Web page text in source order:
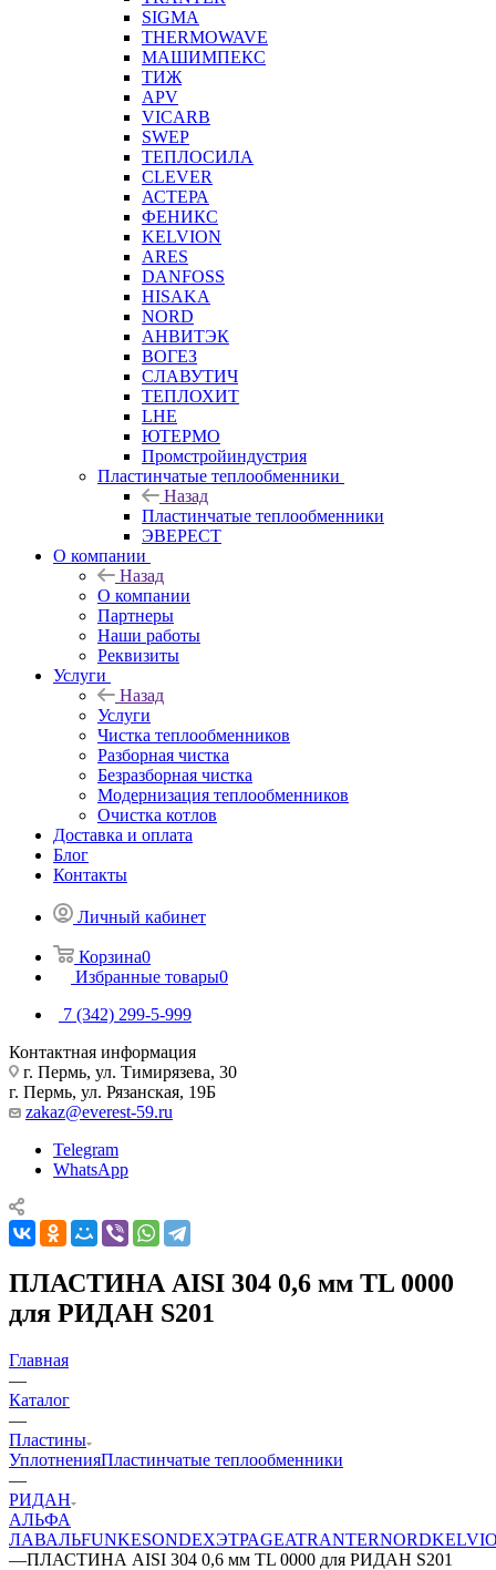
SIGMA
THERMOWAVE
МАШИМПЕКС
ТИЖ
APV
VICARB
SWEP
ТЕПЛОСИЛА
CLEVER
АСТЕРА
ФЕНИКС
KELVION
ARES
DANFOSS
HISAKA
NORD
АНВИТЭК
ВОГЕЗ
СЛАВУТИЧ
ТЕПЛОХИТ
LHE
ЮТЕРМО
Промстройиндустрия
Пластинчатые теплообменники
Назад
Пластинчатые теплообменники
ЭВЕРЕСТ
О компании
Назад
О компании
Партнеры
Наши работы
Реквизиты
Услуги
Назад
Услуги
Чистка теплообменников
Разборная чистка
Безразборная чистка
Модернизация теплообменников
Очистка котлов
Доставка и оплата
Блог
Контакты
Личный кабинет
Корзина0
Избранные товары0
7 (342) 299-5-999
Контактная информация
г. Пермь, ул. Тимирязева, 30
г. Пермь, ул. Рязанская, 19Б
zakaz@everest-59.ru
Telegram
WhatsApp
ПЛАСТИНА AISI 304 0,6 мм TL 0000
для РИДАН S201
Главная
—
Каталог
—
Пластины
УплотненияПластинчатые теплообменники
—
РИДАН
АЛЬФА
ЛАВАЛЬFUNKESONDEXЭТРАGEATRANTERNORD
—ПЛАСТИНА AISI 304 0,6 мм TL 0000 для РИДАН S201